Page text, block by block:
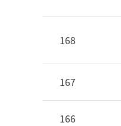
168
167
166